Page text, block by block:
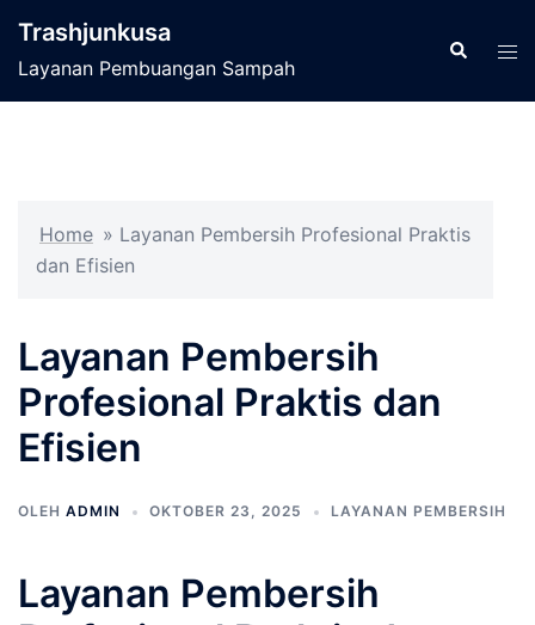
Trashjunkusa
Layanan Pembuangan Sampah
Cari
Home » Layanan Pembersih Profesional Praktis
dan Efisien
Layanan Pembersih
Profesional Praktis dan
Efisien
OLEH ADMIN OKTOBER 23, 2025 LAYANAN PEMBERSIH
Layanan Pembersih